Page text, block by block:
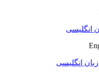
انگلیسی
انگلیسی